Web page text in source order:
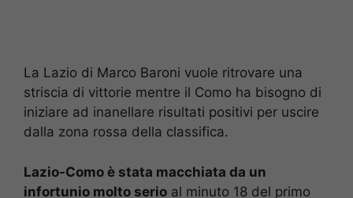
La Lazio di Marco Baroni vuole ritrovare una
striscia di vittorie mentre il Como ha bisogno di
iniziare ad inanellare risultati positivi per uscire
dalla zona rossa della classifica.
Lazio-Como è stata macchiata da un
infortunio molto serio al minuto 18 del primo